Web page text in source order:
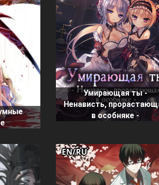
Умирающая ты -
Ненависть,
в особняке -
EN/RU